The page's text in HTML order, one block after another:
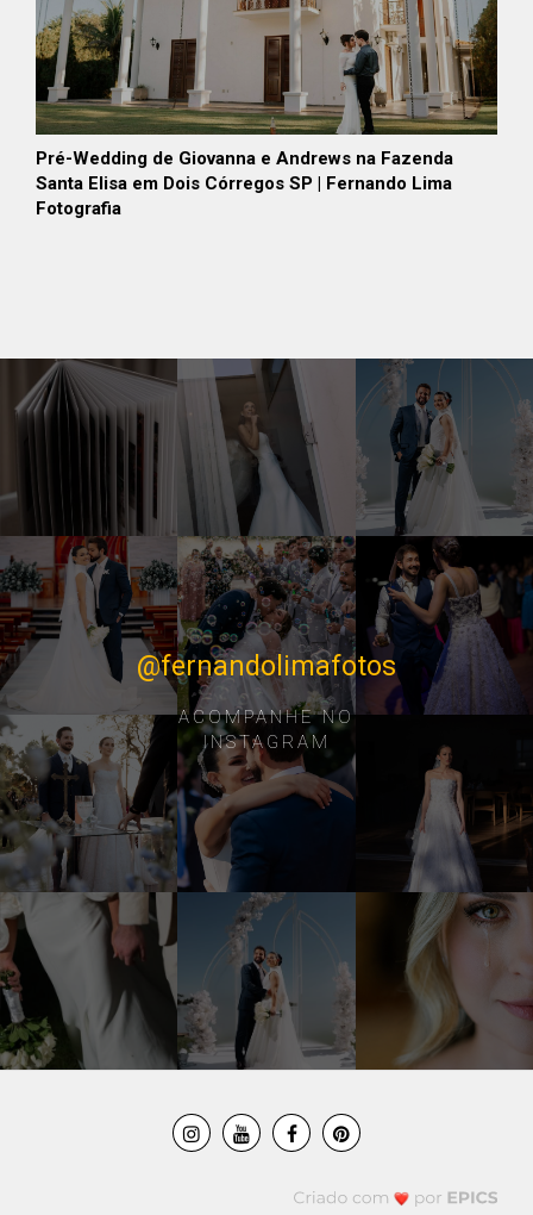
Pré-Wedding de Giovanna e Andrews na Fazenda
Santa Elisa em Dois Córregos SP | Fernando Lima
Fotografia
@fernandolimafotos
ACOMPANHE NO
INSTAGRAM